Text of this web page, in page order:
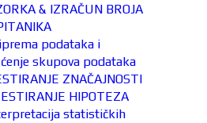
& IZRAČUN BROJA
podataka i
skupova podataka
ZNAČAJNOSTI
HIPOTEZA
statističkih